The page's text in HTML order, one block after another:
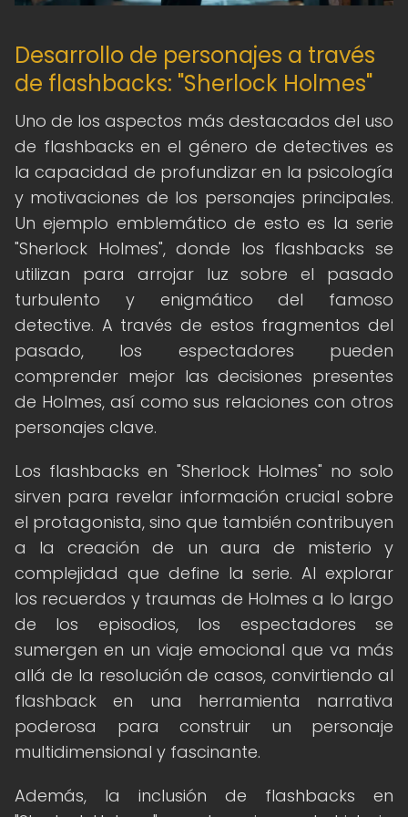
Desarrollo de personajes a través
de flashbacks: "Sherlock Holmes"
Uno de los aspectos más destacados del uso
de flashbacks en el género de detectives es
la capacidad de profundizar en la psicología
y motivaciones de los personajes principales.
Un ejemplo emblemático de esto es la serie
"Sherlock Holmes", donde los flashbacks se
utilizan para arrojar luz sobre el pasado
turbulento y enigmático del famoso
detective. A través de estos fragmentos del
pasado, los espectadores pueden
comprender mejor las decisiones presentes
de Holmes, así como sus relaciones con otros
personajes clave.
Los flashbacks en "Sherlock Holmes" no solo
sirven para revelar información crucial sobre
el protagonista, sino que también contribuyen
a la creación de un aura de misterio y
complejidad que define la serie. Al explorar
los recuerdos y traumas de Holmes a lo largo
de los episodios, los espectadores se
sumergen en un viaje emocional que va más
allá de la resolución de casos, convirtiendo al
flashback en una herramienta narrativa
poderosa para construir un personaje
multidimensional y fascinante.
Además, la inclusión de flashbacks en